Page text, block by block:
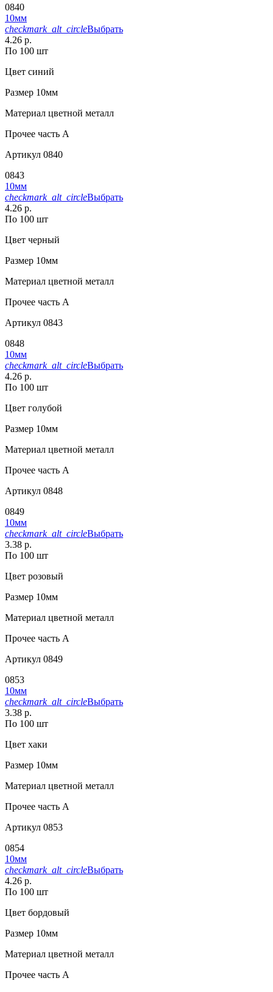
0840
10мм
checkmark_alt_circleВыбрать
4.26 р.
По 100 шт
Цвет синий
Размер 10мм
Материал цветной металл
Прочее часть A
Артикул 0840
0843
10мм
checkmark_alt_circleВыбрать
4.26 р.
По 100 шт
Цвет черный
Размер 10мм
Материал цветной металл
Прочее часть A
Артикул 0843
0848
10мм
checkmark_alt_circleВыбрать
4.26 р.
По 100 шт
Цвет голубой
Размер 10мм
Материал цветной металл
Прочее часть A
Артикул 0848
0849
10мм
checkmark_alt_circleВыбрать
3.38 р.
По 100 шт
Цвет розовый
Размер 10мм
Материал цветной металл
Прочее часть A
Артикул 0849
0853
10мм
checkmark_alt_circleВыбрать
3.38 р.
По 100 шт
Цвет хаки
Размер 10мм
Материал цветной металл
Прочее часть A
Артикул 0853
0854
10мм
checkmark_alt_circleВыбрать
4.26 р.
По 100 шт
Цвет бордовый
Размер 10мм
Материал цветной металл
Прочее часть A